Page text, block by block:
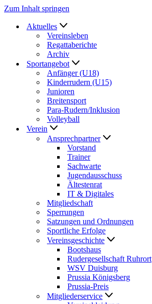
Zum Inhalt springen
Aktuelles
Vereinsleben
Regattaberichte
Archiv
Sportangebot
Anfänger (U18)
Kinderrudern (U15)
Junioren
Breitensport
Para-Rudern/Inklusion
Volleyball
Verein
Ansprechpartner
Vorstand
Trainer
Sachwarte
Jugendausschuss
Ältestenrat
IT & Digitales
Mitgliedschaft
Sperrungen
Satzungen und Ordnungen
Sportliche Erfolge
Vereinsgeschichte
Bootshaus
Rudergesellschaft Ruhrort
WSV Duisburg
Prussia Königsberg
Prussia-Preis
Mitgliederservice